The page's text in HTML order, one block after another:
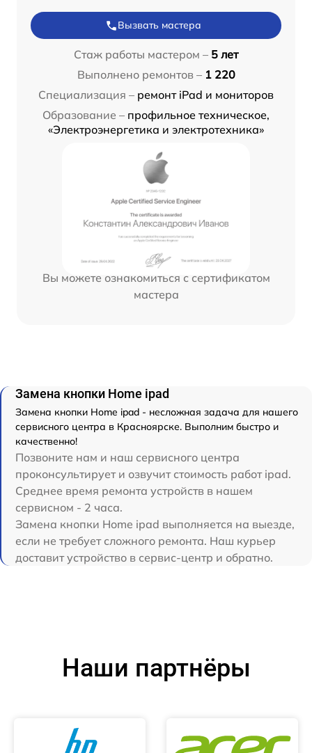
Вызвать мастера
Стаж работы мастером – 5 лет
Выполнено ремонтов – 1 220
Специализация – ремонт iPad и мониторов
Образование – профильное техническое,
«Электроэнергетика и электротехника»
Вы можете ознакомиться с сертификатом
мастера
Замена кнопки Home ipad
Замена кнопки Home ipad - несложная задача для нашего
сервисного центра в Красноярске. Выполним быстро и
качественно!
Позвоните нам и наш сервисного центра
проконсультирует и озвучит стоимость работ ipad.
Среднее время ремонта устройств в нашем
сервисном - 2 часа.
Замена кнопки Home ipad выполняется на выезде,
если не требует сложного ремонта. Наш курьер
доставит устройство в сервис-центр и обратно.
Наши партнёры